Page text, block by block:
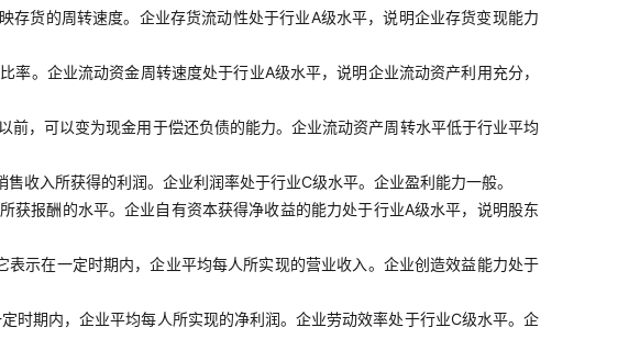
货的周转速度。企业存货流动性处于行业A级水平，说明企业存货变现能力
。企业流动资金周转速度处于行业A级水平，说明企业流动资产利用充分，
，可以变为现金用于偿还负债的能力。企业流动资产周转水平低于行业平均
收入所获得的利润。企业利润率处于行业C级水平。企业盈利能力一般。
报酬的水平。企业自有资本获得净收益的能力处于行业A级水平，说明股东
示在一定时期内，企业平均每人所实现的营业收入。企业创造效益能力处于
时期内，企业平均每人所实现的净利润。企业劳动效率处于行业C级水平。企